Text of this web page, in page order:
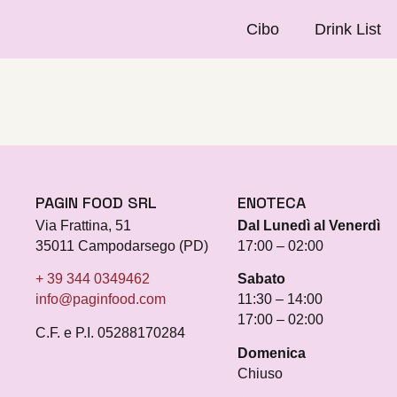
Cibo Drink List
PAGIN FOOD SRL
Via Frattina, 51
35011 Campodarsego (PD)
+ 39 344 0349462
info@paginfood.com
C.F. e P.I. 05288170284
ENOTECA
Dal Lunedì al Venerdì
17:00 – 02:00
Sabato
11:30 – 14:00
17:00 – 02:00
Domenica
Chiuso